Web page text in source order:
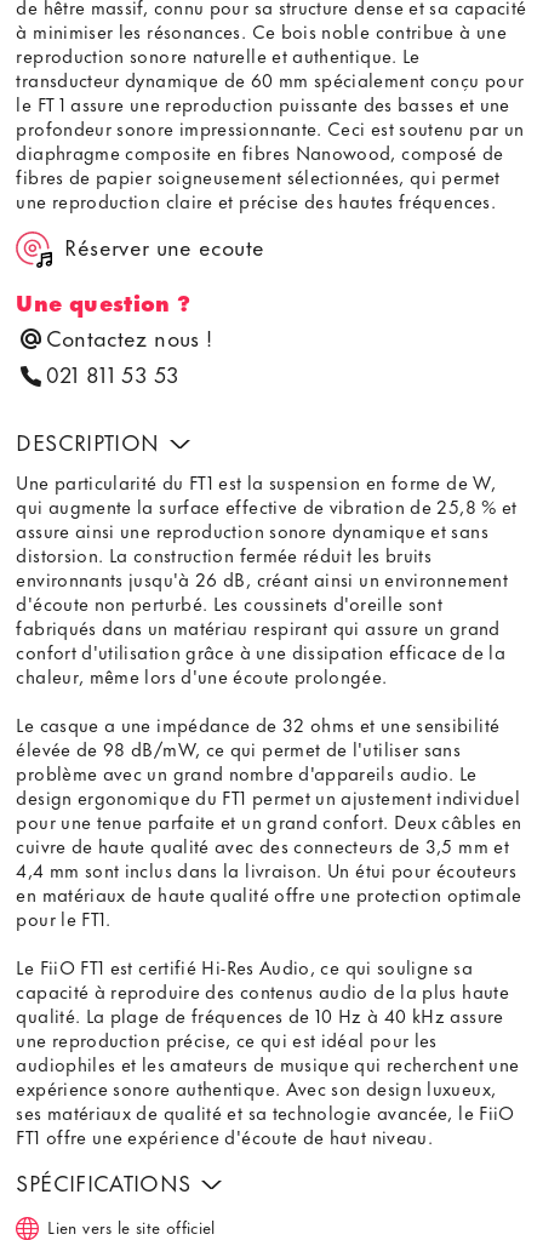
de hêtre massif, connu pour sa structure dense et sa capacité
à minimiser les résonances. Ce bois noble contribue à une
reproduction sonore naturelle et authentique. Le
transducteur dynamique de 60 mm spécialement conçu pour
le FT 1 assure une reproduction puissante des basses et une
profondeur sonore impressionnante. Ceci est soutenu par un
diaphragme composite en fibres Nanowood, composé de
fibres de papier soigneusement sélectionnées, qui permet
une reproduction claire et précise des hautes fréquences.
Réserver une ecoute
Une question ?
Contactez nous !
021 811 53 53
DESCRIPTION
Une particularité du FT1 est la suspension en forme de W,
qui augmente la surface effective de vibration de 25,8 % et
assure ainsi une reproduction sonore dynamique et sans
distorsion. La construction fermée réduit les bruits
environnants jusqu'à 26 dB, créant ainsi un environnement
d'écoute non perturbé. Les coussinets d'oreille sont
fabriqués dans un matériau respirant qui assure un grand
confort d'utilisation grâce à une dissipation efficace de la
chaleur, même lors d'une écoute prolongée.
Le casque a une impédance de 32 ohms et une sensibilité
élevée de 98 dB/mW, ce qui permet de l'utiliser sans
problème avec un grand nombre d'appareils audio. Le
design ergonomique du FT1 permet un ajustement individuel
pour une tenue parfaite et un grand confort. Deux câbles en
cuivre de haute qualité avec des connecteurs de 3,5 mm et
4,4 mm sont inclus dans la livraison. Un étui pour écouteurs
en matériaux de haute qualité offre une protection optimale
pour le FT1.
Le FiiO FT1 est certifié Hi-Res Audio, ce qui souligne sa
capacité à reproduire des contenus audio de la plus haute
qualité. La plage de fréquences de 10 Hz à 40 kHz assure
une reproduction précise, ce qui est idéal pour les
audiophiles et les amateurs de musique qui recherchent une
expérience sonore authentique. Avec son design luxueux,
ses matériaux de qualité et sa technologie avancée, le FiiO
FT1 offre une expérience d'écoute de haut niveau.
SPÉCIFICATIONS
Lien vers le site officiel